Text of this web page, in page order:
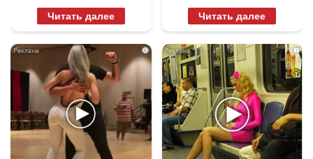
Читать далее Читать далее
i i